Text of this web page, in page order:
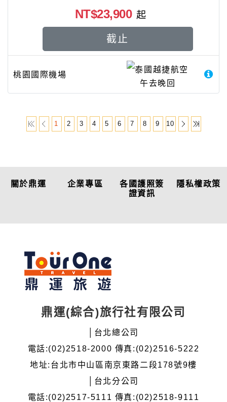
桃園國際機場
泰國越捷航空
午去晚回
NT$23,900 起
截止
1 2 3 4 5 6 7 8 9 10
關於鼎運 企業專區
各國護照簽
證資訊
隱私權政策
鼎運(綜合)旅行社有限公司
│台北總公司
電話:(02)2518-2000 傳真:(02)2516-5222
地址:台北市中山區南京東路二段178號9樓
│台北分公司
電話:(02)2517-5111 傳真:(02)2518-9111